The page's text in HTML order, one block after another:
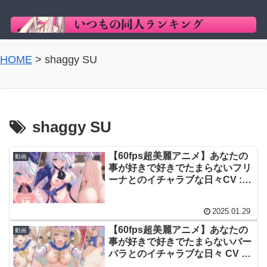
HOME > shaggy SU
shaggy SU
動画
【60fps超美麗アニメ】あなたの
事が好きで好きでたまらないフリ
ーナとのイチャラブな日々CV :
2025.01.29
動画
【60fps超美麗アニメ】あなたの
事が好きで好きでたまらないバー
バラとのイチャラブな日々 CV :